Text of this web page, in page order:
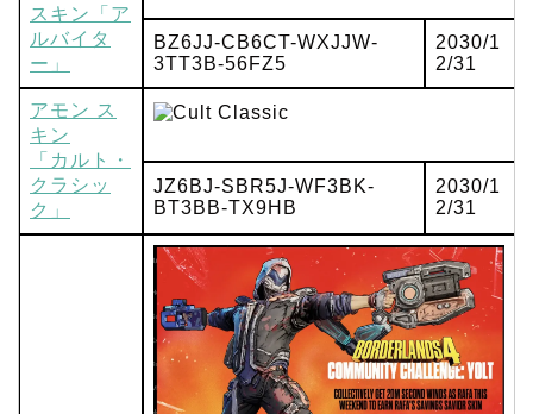
スキン「ア
ルバイタ
ー」
BZ6JJ-CB6CT-WXJJW-
3TT3B-56FZ5
2030/1
2/31
アモン ス
キン
「カルト・
クラシッ
ク」
JZ6BJ-SBR5J-WF3BK-
BT3BB-TX9HB
2030/1
2/31